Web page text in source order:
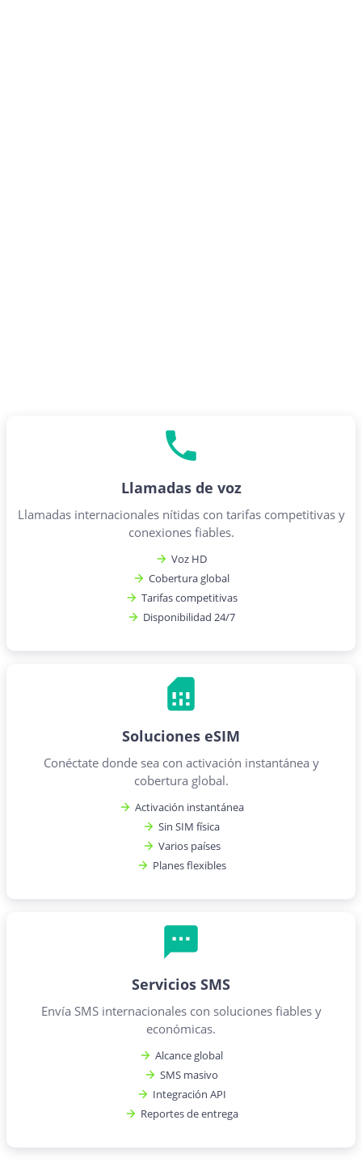
Llamadas de voz
Llamadas internacionales nítidas con tarifas competitivas y
conexiones fiables.
Voz HD
Cobertura global
Tarifas competitivas
Disponibilidad 24/7
Soluciones eSIM
Conéctate donde sea con activación instantánea y
cobertura global.
Activación instantánea
Sin SIM física
Varios países
Planes flexibles
Servicios SMS
Envía SMS internacionales con soluciones fiables y
económicas.
Alcance global
SMS masivo
Integración API
Reportes de entrega